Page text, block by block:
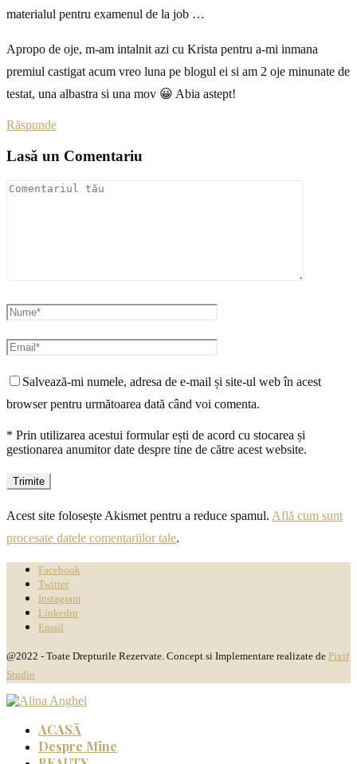
materialul pentru examenul de la job …
Apropo de oje, m-am intalnit azi cu Krista pentru a-mi inmana
premiul castigat acum vreo luna pe blogul ei si am 2 oje minunate de
testat, una albastra si una mov 😀 Abia astept!
Răspunde
Lasă un Comentariu
Salvează-mi numele, adresa de e-mail și site-ul web în acest
browser pentru următoarea dată când voi comenta.
* Prin utilizarea acestui formular ești de acord cu stocarea și
gestionarea anumitor date despre tine de către acest website.
Acest site folosește Akismet pentru a reduce spamul. Află cum sunt
procesate datele comentariilor tale.
Facebook
Twitter
Instagram
Linkedin
Email
@2022 - Toate Drepturile Rezervate. Concept si Implementare realizate de Pixif
Studio
ACASĂ
Despre Mine